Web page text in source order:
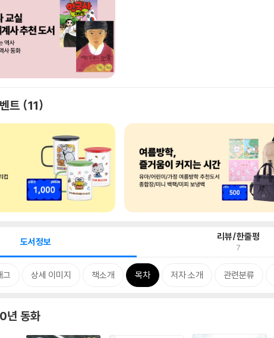
트 11
도서정보 리뷰/한줄평
7
그 상세 이미지 책소개 목차 저자 소개 관련분류
년 동화